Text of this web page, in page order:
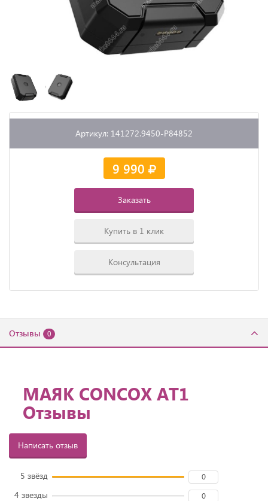
Артикул: 141272.9450-P84852
9 990
Заказать
Купить в 1 клик
Консультация
Отзывы 0
МАЯК CONCOX AT1
Отзывы
Написать отзыв
5 звёзд 0
4 звезды 0